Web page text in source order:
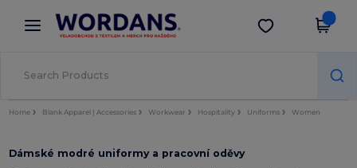
× Aplikace Wordans
Lepší ceny v aplikaci!
Stáhnout app
Home Blank Apparel | Accessories Workwear Hospitality Uniforms Women
Dámské modré uniformy a pracovní oděvy